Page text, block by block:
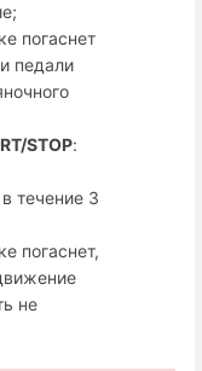
погаснет
педали
STOP:
течение 3
погаснет,
не